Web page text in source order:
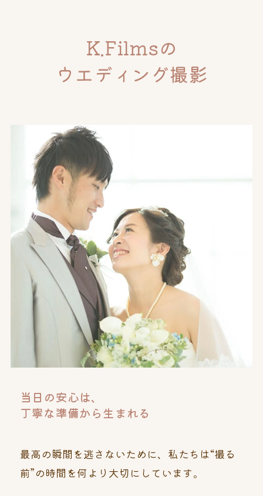
K.Filmsの
ウエディング撮影
当日の安心は、
丁寧な準備から生まれる
最高の瞬間を逃さないために、私たちは“撮る
前”の時間を何より大切にしています。